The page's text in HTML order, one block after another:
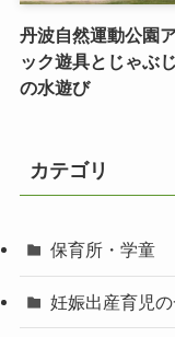
丹波自然運動公園
ック遊具とじゃぶ
の水遊び
カテゴリ
保育所・学童
妊娠出産育児